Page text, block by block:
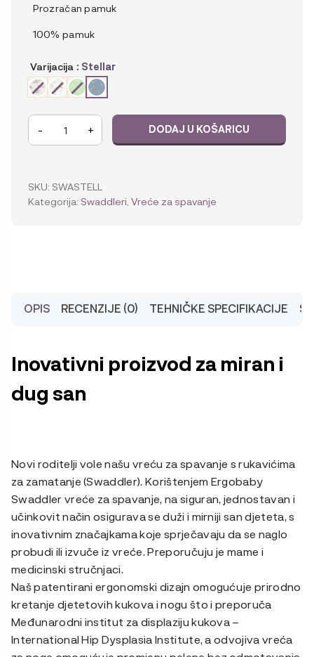
Prozračan pamuk
100% pamuk
Varijacija : Stellar
Ergobaby
Swaddler
spavanje
količina
- + DODAJ U KOŠARICU
SKU: SWASTELL
Kategorija: Swaddleri Vreće za spavanje
OPIS RECENZIJE (0) TEHNIČKE SPECIFIKACIJE
Inovativni proizvod za miran i
dug san
Novi roditelji vole našu vreću za spavanje s rukavićima
za zamatanje (Swaddler). Korištenjem Ergobaby
Swaddler vreće za spavanje, na siguran, jednostavan i
učinkovit način osigurava se duži i mirniji san djeteta, s
inovativnim značajkama koje sprječavaju da se naglo
probudi ili izvuče iz vreće. Preporučuju je mame i
medicinski stručnjaci.
Naš patentirani ergonomski dizajn omogućuje prirodno
kretanje djetetovih kukova i nogu što i preporuča
Međunarodni institut za displaziju kukova –
International Hip Dysplasia Institute, a odvojiva vreća